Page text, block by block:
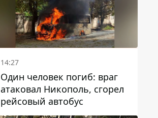
14:27
Один человек погиб: враг
атаковал Никополь, сгорел
рейсовый автобус